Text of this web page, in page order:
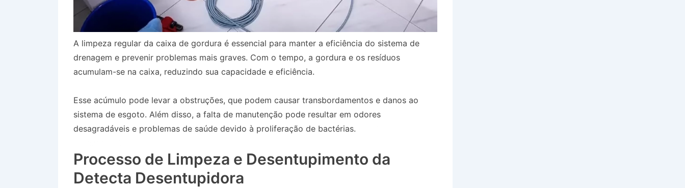
A limpeza regular da caixa de gordura é essencial para manter a eficiência do sistema de
drenagem e prevenir problemas mais graves. Com o tempo, a gordura e os resíduos
acumulam-se na caixa, reduzindo sua capacidade e eficiência.
Esse acúmulo pode levar a obstruções, que podem causar transbordamentos e danos ao
sistema de esgoto. Além disso, a falta de manutenção pode resultar em odores
desagradáveis e problemas de saúde devido à proliferação de bactérias.
Processo de Limpeza e Desentupimento da
Detecta Desentupidora